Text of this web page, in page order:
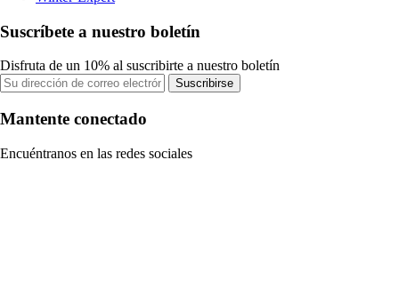
Suscríbete a nuestro boletín
Disfruta de un 10% al suscribirte a nuestro boletín
Suscribirse
Mantente conectado
Encuéntranos en las redes sociales